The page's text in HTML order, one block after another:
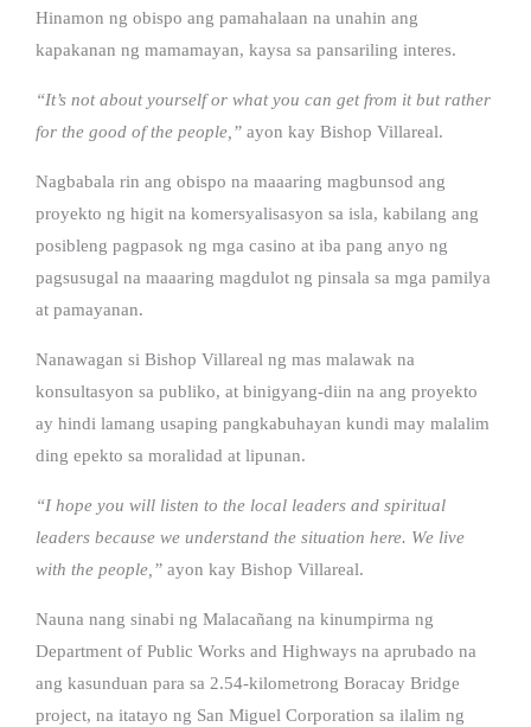
Hinamon ng obispo ang pamahalaan na unahin ang
kapakanan ng mamamayan, kaysa sa pansariling interes.
“It’s not about yourself or what you can get from it but rather
for the good of the people,” ayon kay Bishop Villareal.
Nagbabala rin ang obispo na maaaring magbunsod ang
proyekto ng higit na komersyalisasyon sa isla, kabilang ang
posibleng pagpasok ng mga casino at iba pang anyo ng
pagsusugal na maaaring magdulot ng pinsala sa mga pamilya
at pamayanan.
Nanawagan si Bishop Villareal ng mas malawak na
konsultasyon sa publiko, at binigyang-diin na ang proyekto
ay hindi lamang usaping pangkabuhayan kundi may malalim
ding epekto sa moralidad at lipunan.
“I hope you will listen to the local leaders and spiritual
leaders because we understand the situation here. We live
with the people,” ayon kay Bishop Villareal.
Nauna nang sinabi ng Malacañang na kinumpirma ng
Department of Public Works and Highways na aprubado na
ang kasunduan para sa 2.54-kilometrong Boracay Bridge
project, na itatayo ng San Miguel Corporation sa ilalim ng